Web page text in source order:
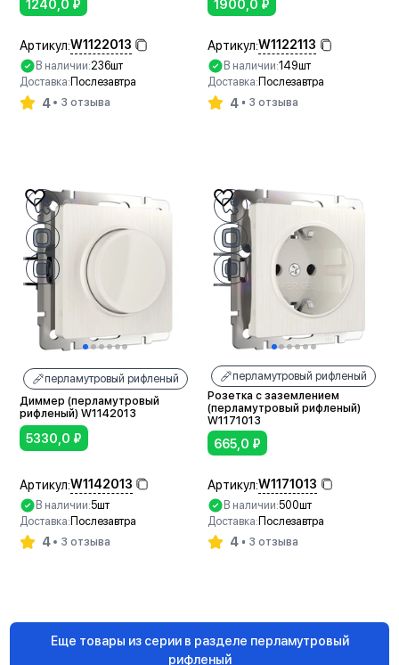
1240,0 ₽
Артикул:W1122013
В наличии:236шт
Доставка: Послезавтра
4 3 отзыва
1900,0 ₽
Артикул:W1122113
В наличии:149шт
Доставка: Послезавтра
4 3 отзыва
перламутровый рифленый
Диммер (перламутровый
рифленый) W1142013
5330,0 ₽
Артикул:W1142013
В наличии:5шт
Доставка: Послезавтра
4 3 отзыва
перламутровый рифленый
Розетка с заземлением
(перламутровый рифленый)
W1171013
665,0 ₽
Артикул:W1171013
В наличии:500шт
Доставка: Послезавтра
4 3 отзыва
Еще товары из серии в разделе перламутровый
рифленый